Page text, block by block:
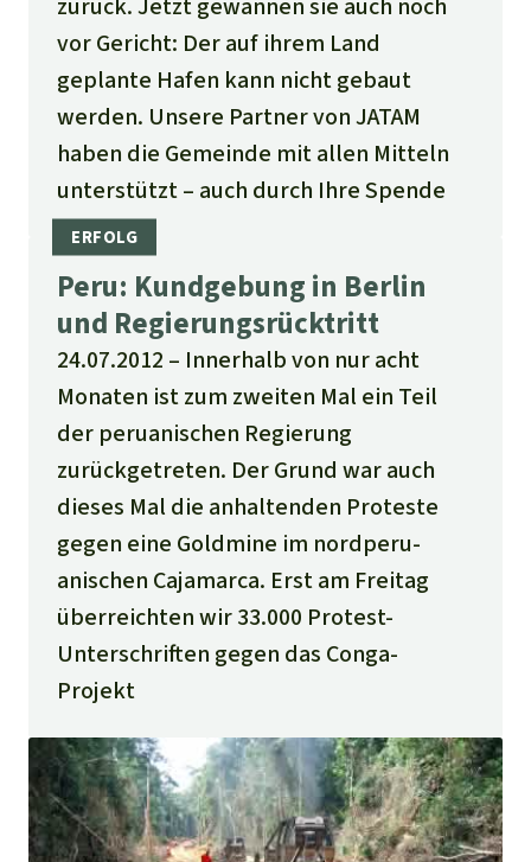
vor Gericht: Der auf ihrem Land
geplante Hafen kann nicht gebaut
werden. Unsere Partner von JATAM
haben die Gemeinde mit allen Mitteln
unter­stützt – auch durch Ihre Spende
Peru: Kundgebung in Berlin
und Regierungsrücktritt
24.07.2012
Innerhalb von nur acht
Monaten ist zum zweiten Mal ein Teil
der peruanischen Regierung
zurückgetreten. Der Grund war auch
dieses Mal die anhaltenden Proteste
gegen eine Goldmine im nordperu­
anischen Cajamarca. Erst am Freitag
überreichten wir 33.000 Protest-
Unterschriften gegen das Conga-
Projekt